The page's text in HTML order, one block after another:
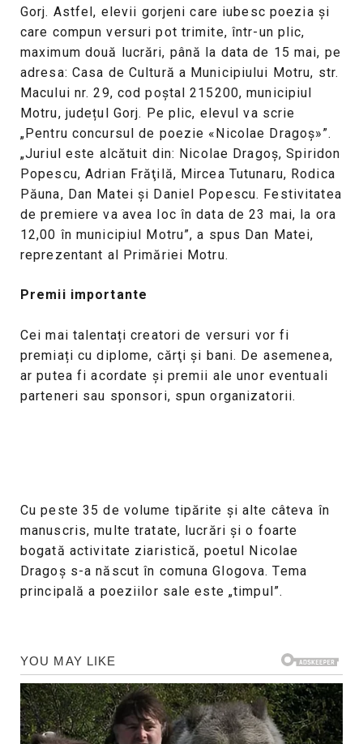
Gorj. Astfel, elevii gorjeni care iubesc poezia și
care compun versuri pot trimite, într-un plic,
maximum două lucrări, până la data de 15 mai, pe
adresa: Casa de Cultură a Municipiului Motru, str.
Macului nr. 29, cod poştal 215200, municipiul
Motru, județul Gorj. Pe plic, elevul va scrie
„Pentru concursul de poezie «Nicolae Dragoş»”.
„Juriul este alcătuit din: Nicolae Dragoş, Spiridon
Popescu, Adrian Frăţilă, Mircea Tutunaru, Rodica
Păuna, Dan Matei şi Daniel Popescu. Festivitatea
de premiere va avea loc în data de 23 mai, la ora
12,00 în municipiul Motru”, a spus Dan Matei,
reprezentant al Primăriei Motru.
Premii importante
Cei mai talentați creatori de versuri vor fi
premiați cu diplome, cărţi şi bani. De asemenea,
ar putea fi acordate şi premii ale unor eventuali
parteneri sau sponsori, spun organizatorii.
Cu peste 35 de volume tipărite şi alte câteva în
manuscris, multe tratate, lucrări şi o foarte
bogată activitate ziaristică, poetul Nicolae
Dragoş s-a născut în comuna Glogova. Tema
principală a poeziilor sale este „timpul”.